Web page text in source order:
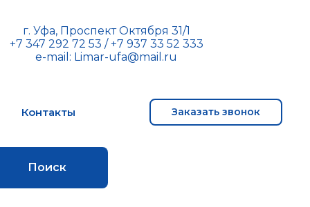
г. Уфа, Проспект Октября 31/1
+7 347 292 72 53 /+7 937 33 52 333
e-mail: Limar-ufa@mail.ru
Контакты Заказать звонок
Поиск